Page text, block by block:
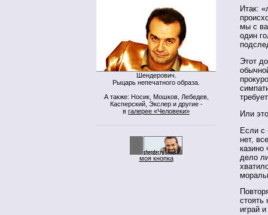
Шендерович.
Рыцарь непечатного образа.
А также: Носик, Мошков, Лебедев,
Касперский, Экслер и другие -
в галерее «Человеки»
моя кнопка
Итак:
мы с
один
Этот
Или
Если с
нет,
казино
дело
стоять
играй